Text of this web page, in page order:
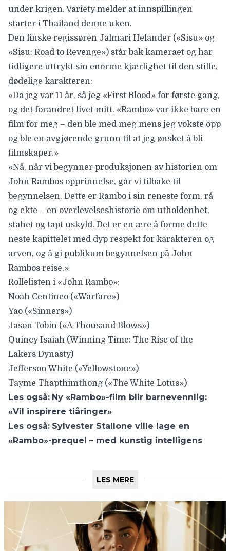
under krigen. Variety melder at innspillingen
starter i Thailand denne uken.
Den finske regissøren Jalmari Helander («Sisu» og
«Sisu: Road to Revenge») står bak kameraet og har
tidligere uttrykt sin enorme kjærlighet til den stille,
dødelige karakteren:
«Da jeg var 11 år, så jeg «First Blood» for første gang,
og det forandret livet mitt. «Rambo» var ikke bare en
film for meg – den ble med meg mens jeg vokste opp
og ble en avgjørende grunn til at jeg ønsket å bli
filmskaper.»
«Nå, når vi begynner produksjonen av historien om
John Rambos opprinnelse, går vi tilbake til
begynnelsen. Dette er Rambo i sin reneste form, rå
og ekte – en overlevelseshistorie om utholdenhet,
stahet og tapt uskyld. Det er en ære å forme dette
neste kapittelet med dyp respekt for karakteren og
arven, og å gi publikum begynnelsen på John
Rambos reise.»
Rollelisten i «John Rambo»:
Noah Centineo («Warfare»)
Yao («Sinners»)
Jason Tobin («A Thousand Blows»)
Quincy Isaiah (Winning Time: The Rise of the
Lakers Dynasty)
Jefferson White («Yellowstone»)
Tayme Thapthimthong («The White Lotus»)
Les også: Ny «Rambo»-film blir barnevennlig:
«Vil inspirere tiåringer»
Les også: Sylvester Stallone ville lage en
«Rambo»-prequel – med kunstig intelligens
LES MERE